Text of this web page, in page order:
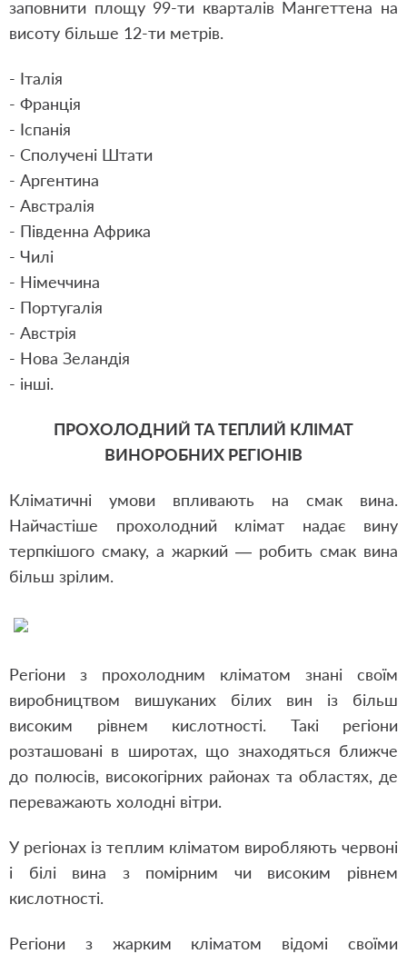
заповнити площу 99-ти кварталів Мангеттена на
висоту більше 12-ти метрів.
- Італія
- Франція
- Іспанія
- Сполучені Штати
- Аргентина
- Австралія
- Південна Африка
- Чилі
- Німеччина
- Португалія
- Австрія
- Нова Зеландія
- інші.
ПРОХОЛОДНИЙ ТА ТЕПЛИЙ КЛІМАТ
ВИНОРОБНИХ РЕГІОНІВ
Кліматичні умови впливають на смак вина.
Найчастіше прохолодний клімат надає вину
терпкішого смаку, а жаркий — робить смак вина
більш зрілим.
Регіони з прохолодним кліматом знані своїм
виробництвом вишуканих білих вин із більш
високим рівнем кислотності. Такі регіони
розташовані в широтах, що знаходяться ближче
до полюсів, високогірних районах та областях, де
переважають холодні вітри.
У регіонах із теплим кліматом виробляють червоні
і білі вина з помірним чи високим рівнем
кислотності.
Регіони з жарким кліматом відомі своїми